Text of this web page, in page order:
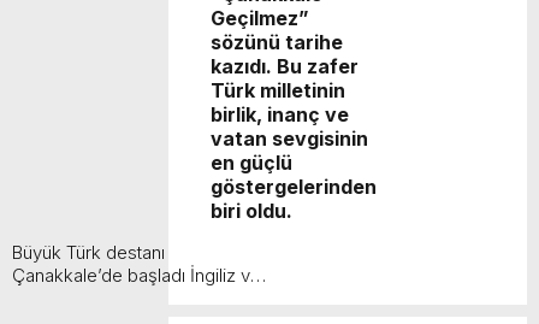
ve Mersin Büyükşehir Belediye Başkanımız
Sayın Vahap Seçer’i makamında ziyaret ettik.
Kentimiz başta olmak üzere yerel yönetimlere
ilişkin birçok konuda fikir alışverişinde
bulunduk. Ortak akıl ve iş birliğiyle hayata
geçireceğimiz çalışmalar üzerine verimli bir
Geçilmez”
sözünü tarihe
kazıdı. Bu zafer
Türk milletinin
birlik, inanç ve
vatan sevgisinin
en güçlü
göstergelerinden
biri oldu.
Büyük Türk destanı
Çanakkale’de başladı İngiliz ve